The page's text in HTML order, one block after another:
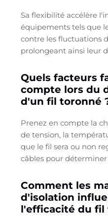
Sa flexibilité accélère
équipements tels que
contre les fluctuations
prolongeant ainsi leur
Quels facteurs
compte lors du
d'un fil toronné
Prenez en compte la
de tension, la
que le fil sera ou non
câbles pour
Comment les
d'isolation
l'efficacité du fil